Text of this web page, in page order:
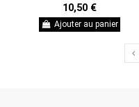
10,50 €
Ajouter au panier